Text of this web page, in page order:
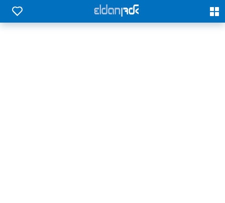
0
0